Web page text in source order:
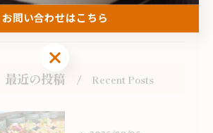
お子様メニュー
最近の投稿 Recent Posts
お問い合わせはこちら
お問い合わせはこちら